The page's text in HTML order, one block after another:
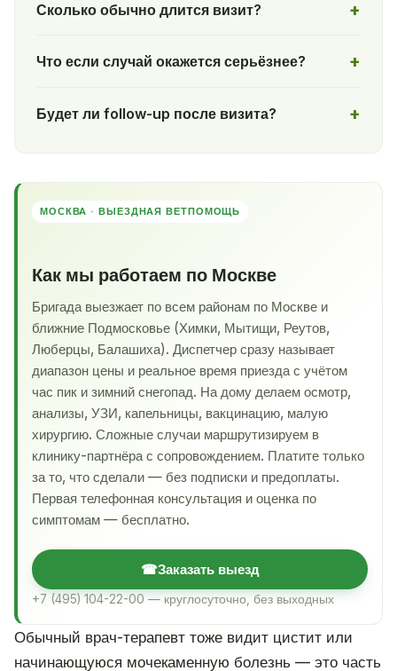
Сколько обычно длится визит?
Что если случай окажется серьёзнее?
Будет ли follow-up после визита?
МОСКВА · ВЫЕЗДНАЯ ВЕТПОМОЩЬ
Как мы работаем по Москве
Бригада выезжает по всем районам по Москве и
ближние Подмосковье (Химки, Мытищи, Реутов,
Люберцы, Балашиха). Диспетчер сразу называет
диапазон цены и реальное время приезда с учётом
час пик и зимний снегопад. На дому делаем осмотр,
анализы, УЗИ, капельницы, вакцинацию, малую
хирургию. Сложные случаи маршрутизируем в
клинику-партнёра с сопровождением. Платите только
за то, что сделали — без подписки и предоплаты.
Первая телефонная консультация и оценка по
симптомам — бесплатно.
☎Заказать выезд
+7 (495) 104-22-00 — круглосуточно, без выходных
Обычный врач-терапевт тоже видит цистит или
начинающуюся мочекаменную болезнь — это часть